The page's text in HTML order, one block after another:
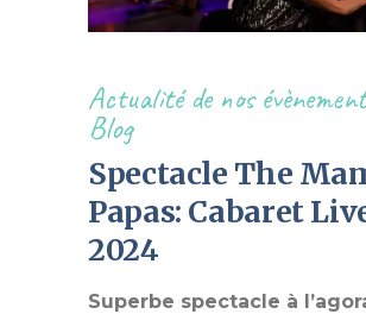
Actualité de nos
Blog
Spectacle The
Papas: Cabaret
2024
Superbe spectacle à